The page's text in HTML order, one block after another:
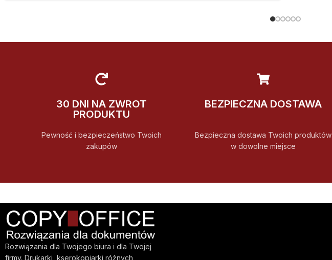
30 DNI NA ZWROT
PRODUKTU
Pewność i bezpieczeństwo Twoich
zakupów
BEZPIECZNA DOSTAWA
Bezpieczna dostawa Twoich produktów
w dowolne miejsce
Rozwiązania dla Twojego biura i dla Twojej
firmy. Drukarki, kserokopiarki różnych